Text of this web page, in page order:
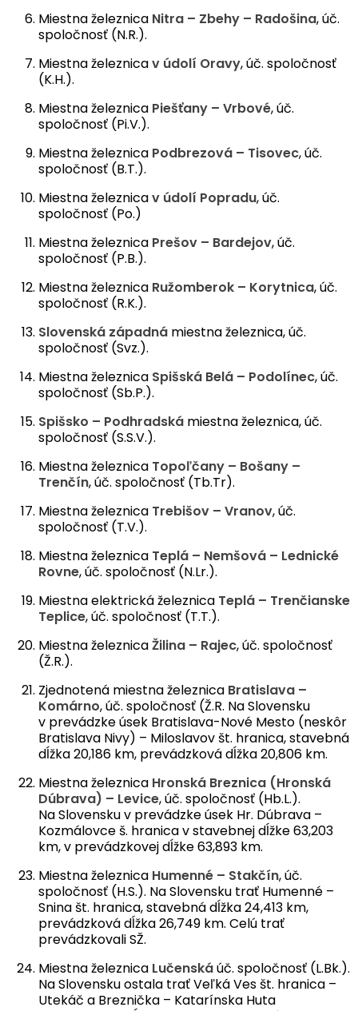
Miestna železnica Nitra – Zbehy – Radošina, úč.
spoločnosť (N.R.).
Miestna železnicav údolí Oravy, úč. spoločnosť
(K.H.).
Miestna železnica Piešťany – Vrbové, úč.
spoločnosť (Pi.V.).
Miestna železnica Podbrezová – Tisovec, úč.
spoločnosť (B.T.).
Miestna železnicav údolí Popradu, úč.
spoločnosť (Po.)
Miestna železnica Prešov – Bardejov, úč.
spoločnosť (P.B.).
Miestna železnica Ružomberok – Korytnica, úč.
spoločnosť (R.K.).
Slovenská západná miestna železnica, úč.
spoločnosť (Svz.).
Miestna železnica Spišská Belá – Podolínec, úč.
spoločnosť (Sb.P.).
Spišsko – Podhradská miestna železnica, úč.
spoločnosť (S.S.V.).
Miestna železnica Topoľčany – Bošany –
Trenčín, úč. spoločnosť (Tb.Tr).
Miestna železnica Trebišov – Vranov, úč.
spoločnosť (T.V.).
Miestna železnica Teplá – Nemšová – Lednické
Rovne, úč. spoločnosť (N.Lr.).
Miestna elektrická železnica Teplá – Trenčianske
Teplice, úč. spoločnosť (T.T.).
Miestna železnicaŽilina – Rajec, úč. spoločnosť
(Ž.R.).
Zjednotená miestna železnica Bratislava –
Komárno, úč. spoločnosť (Ž.R. Na Slovensku
v prevádzke úsek Bratislava-Nové Mesto (neskôr
Bratislava Nivy) – Miloslavov št. hranica, stavebná
dĺžka 20,186 km, prevádzková dĺžka 20,806 km.
Miestna železnica Hronská Breznica (Hronská
Dúbrava) – Levice, úč. spoločnosť (Hb.L.).
Na Slovensku v prevádzke úsek Hr. Dúbrava –
Kozmálovce š. hranica v stavebnej dĺžke 63,203
km, v prevádzkovej dĺžke 63,893 km.
Miestna železnica Humenné – Stakčín, úč.
spoločnosť (H.S.). Na Slovensku trať Humenné –
Snina št. hranica, stavebná dĺžka 24,413 km,
prevádzková dĺžka 26,749 km. Celú trať
prevádzkovali SŽ.
Miestna železnica Lučenskáúč. spoločnosť (L.Bk.).
Na Slovensku ostala trať Veľká Ves št. hranica –
Utekáč a Breznička – Katarínska Huta